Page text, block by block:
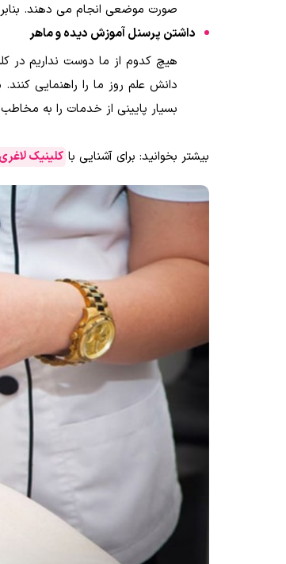
صورت موضعی انجام می دهند.
داشتن پرسنل آموزش دیده و ماهر
هیچ کدوم از ما دوست نداریم در
دانش علم روز ما را راهنمایی
بسیار پایینی از خدمات را به
بیشتر بخوانید: برای آشنایی با کلینیک